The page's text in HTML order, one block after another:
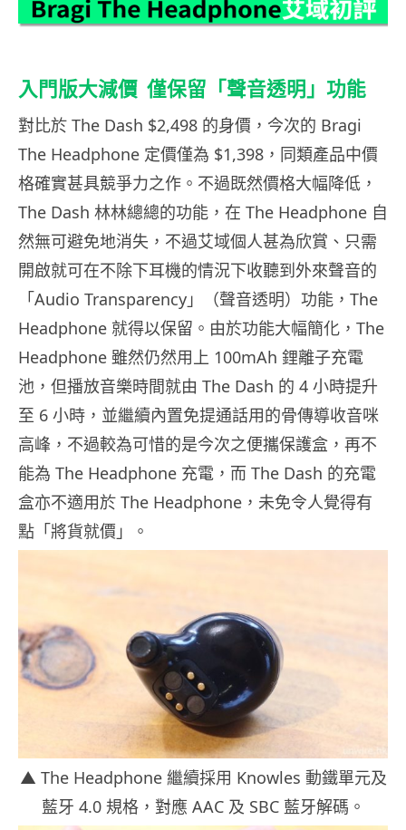
入門版大減價 僅保留「聲音透明」功能
對比於 The Dash $2,498 的身價，今次的 Bragi
The Headphone 定價僅為 $1,398，同類產品中價
格確實甚具競爭力之作。不過既然價格大幅降低，
The Dash 林林總總的功能，在 The Headphone 自
然無可避免地消失，不過艾域個人甚為欣賞、只需
開啟就可在不除下耳機的情況下收聽到外來聲音的
「Audio Transparency」（聲音透明）功能，The
Headphone 就得以保留。由於功能大幅簡化，The
Headphone 雖然仍然用上 100mAh 鋰離子充電
池，但播放音樂時間就由 The Dash 的 4 小時提升
至 6 小時，並繼續內置免提通話用的骨傳導收音咪
高峰，不過較為可惜的是今次之便攜保護盒，再不
能為 The Headphone 充電，而 The Dash 的充電
盒亦不適用於 The Headphone，未免令人覺得有
點「將貨就價」。
▲ The Headphone 繼續採用 Knowles 動鐵單元及
藍牙 4.0 規格，對應 AAC 及 SBC 藍牙解碼。